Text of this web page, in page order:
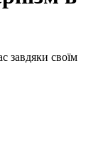
завдяки своїм